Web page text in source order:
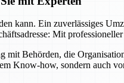
kann. Ein zuverlässiges
Mit
Behörden, die
Know-how, sondern auch